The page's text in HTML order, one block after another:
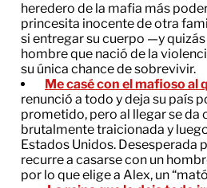
heredero de la mafia más
princesita inocente de otra
si entregar su cuerpo —y
hombre que nació de la
su única chance de sobrevivir.
Me casé con el mafioso al
renunció a todo y deja su país
prometido, pero al llegar se da
brutalmente traicionada y
Estados Unidos. Desesperada
recurre a casarse con un
por lo que elige a Alex, un